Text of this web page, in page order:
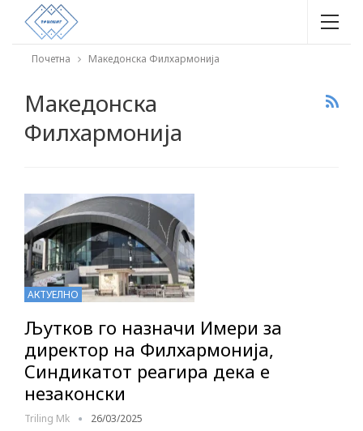
Почетна Македонска Филхармонија
Македонска
Филхармонија
АКТУЕЛНО
Љутков го назначи Имери за
директор на Филхармонија,
Синдикатот реагира дека е
незаконски
Triling Mk 26/03/2025